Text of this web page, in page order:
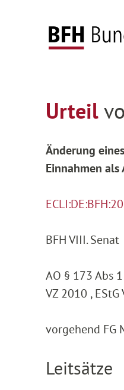
Startseite
Urteil
Änderung
Einnahmen
BFH VIII. Senat
AO § 173 Abs
VZ 2010 , EStG
vorgehend FG
Leitsätze